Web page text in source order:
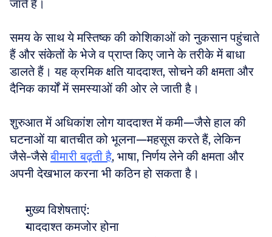
जाते हैं।
समय के साथ ये मस्तिष्क की कोशिकाओं को नुकसान पहुंचाते
हैं और संकेतों के भेजे व प्राप्त किए जाने के तरीके में बाधा
डालते हैं। यह क्रमिक क्षति याददाश्त, सोचने की क्षमता और
दैनिक कार्यों में समस्याओं की ओर ले जाती है।
शुरुआत में अधिकांश लोग याददाश्त में कमी—जैसे हाल की
घटनाओं या बातचीत को भूलना—महसूस करते हैं, लेकिन
जैसे-जैसे बीमारी बढ़ती है, भाषा, निर्णय लेने की क्षमता और
अपनी देखभाल करना भी कठिन हो सकता है।
मुख्य विशेषताएं:
याददाश्त कमजोर होना